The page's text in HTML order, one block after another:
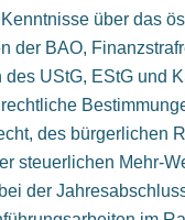
über das
der BAO,
des UStG, EStG und
des bürgerlichen
steuerlichen Mehr-
der